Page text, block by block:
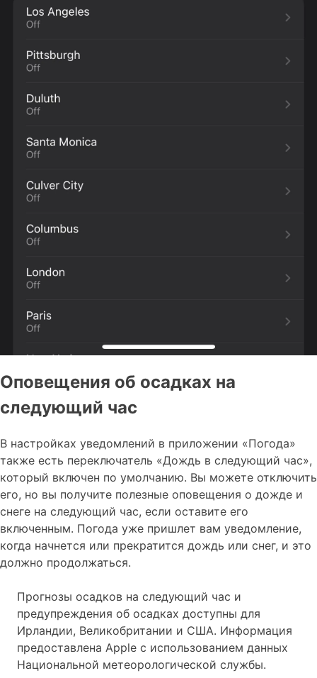
Оповещения об осадках на
следующий час
В настройках уведомлений в приложении «Погода»
также есть переключатель «Дождь в следующий час»,
который включен по умолчанию. Вы можете отключить
его, но вы получите полезные оповещения о дожде и
снеге на следующий час, если оставите его
включенным. Погода уже пришлет вам уведомление,
когда начнется или прекратится дождь или снег, и это
должно продолжаться.
Прогнозы осадков на следующий час и
предупреждения об осадках доступны для
Ирландии, Великобритании и США. Информация
предоставлена ​​Apple с использованием данных
Национальной метеорологической службы.